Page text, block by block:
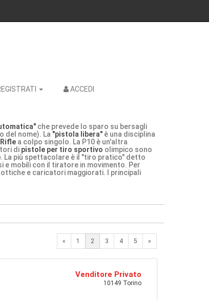
ACCEDI
che prevede lo sparo su bersagli
del nome). La "pistola libera" è una disciplina
a colpo singolo. La P10 è un'altra
di pistole per tiro sportivo olimpico sono
. La più spettacolare è il "tiro pratico" detto
e mobili con il tiratore in movimento. Per
e caricatori maggiorati. I principali
« Previous
1 2 3 4 5 »
Venditore Privato
10149 Torino